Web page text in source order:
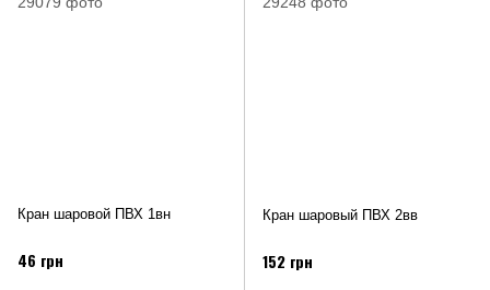
Кран шаровой ПВХ 1вн
46 грн
Кран шаровый ПВХ 2вв
152 грн